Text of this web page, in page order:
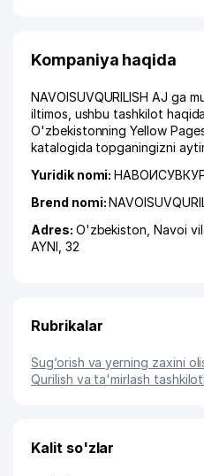
Kompaniya haqida
NAVOISUVQURILISH AJ ga
iltimos, ushbu tashkilot
O'zbekistonning Yellow
katalogida topganingizni
Yuridik nomi:
Brend nomi:
Adres: O'zbekiston,Navoi
AYNI , 32
Rubrikalar
Sug‘orish va yerning zaxini
Qurilish va ta'mirlash
Kalit so'zlar